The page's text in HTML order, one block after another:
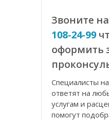
Звоните на
108-24-99
оформить
Специалисты
ответят на
услугам и
помогут